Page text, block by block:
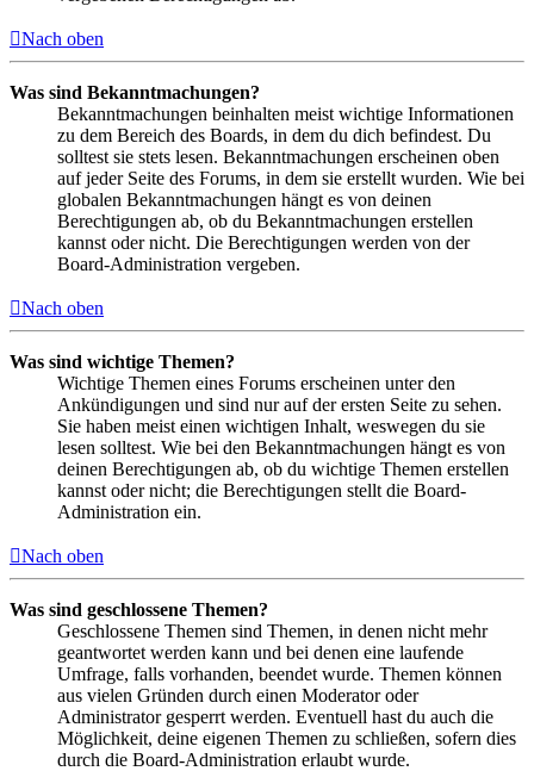
Nach oben
Was sind Bekanntmachungen?
Bekanntmachungen beinhalten meist wichtige Informationen
zu dem Bereich des Boards, in dem du dich befindest. Du
solltest sie stets lesen. Bekanntmachungen erscheinen oben
auf jeder Seite des Forums, in dem sie erstellt wurden. Wie bei
globalen Bekanntmachungen hängt es von deinen
Berechtigungen ab, ob du Bekanntmachungen erstellen
kannst oder nicht. Die Berechtigungen werden von der
Board-Administration vergeben.
Nach oben
Was sind wichtige Themen?
Wichtige Themen eines Forums erscheinen unter den
Ankündigungen und sind nur auf der ersten Seite zu sehen.
Sie haben meist einen wichtigen Inhalt, weswegen du sie
lesen solltest. Wie bei den Bekanntmachungen hängt es von
deinen Berechtigungen ab, ob du wichtige Themen erstellen
kannst oder nicht; die Berechtigungen stellt die Board-
Administration ein.
Nach oben
Was sind geschlossene Themen?
Geschlossene Themen sind Themen, in denen nicht mehr
geantwortet werden kann und bei denen eine laufende
Umfrage, falls vorhanden, beendet wurde. Themen können
aus vielen Gründen durch einen Moderator oder
Administrator gesperrt werden. Eventuell hast du auch die
Möglichkeit, deine eigenen Themen zu schließen, sofern dies
durch die Board-Administration erlaubt wurde.